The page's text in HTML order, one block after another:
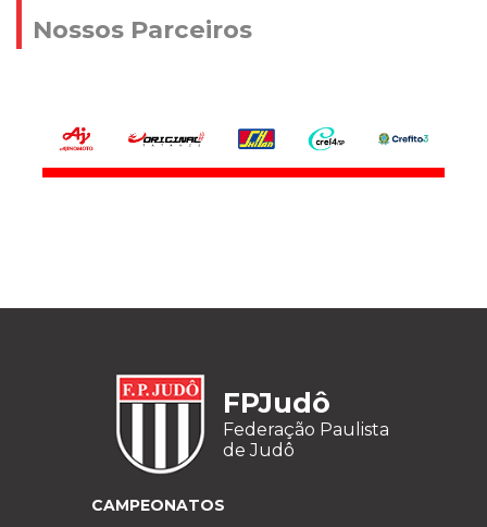
Nossos Parceiros
FPJudô
Federação Paulista
de Judô
CAMPEONATOS